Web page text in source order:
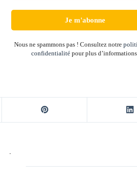
Nous ne spammons pas ! Consultez notre
confidentialité pour plus d’informations.